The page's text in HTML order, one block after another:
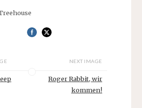
NEXT IMAGE
Roger Rabbit, wir
kommen!